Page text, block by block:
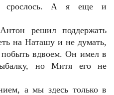
срослось. А я еще и
решил поддержать
на Наташу и не думать,
побыть вдвоем. Он имел в
но Митя его не
а мы здесь только в